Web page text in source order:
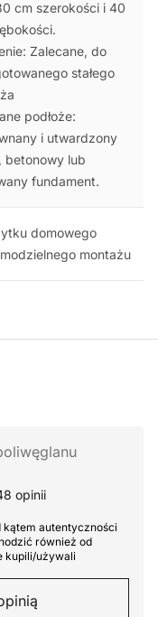
cm szerokości i 40
Zalecane, do
stałego
podłoże:
i utwardzony
betonowy lub
fundament.
domowego
montażu
opinii
kątem autentyczności
również od
kupili/używali